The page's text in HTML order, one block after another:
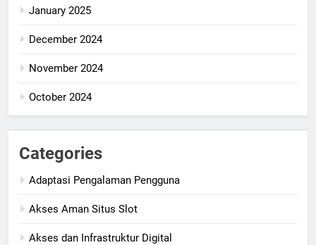
January 2025
December 2024
November 2024
October 2024
Categories
Adaptasi Pengalaman Pengguna
Akses Aman Situs Slot
Akses dan Infrastruktur Digital